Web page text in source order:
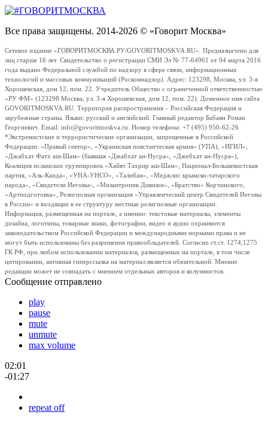
Все права защищены. 2014-2026 © «Говорит Москва»
Сетевое издание «ГОВОРИТМОСКВА.РУ/GOVORITMOSKVA.RU». Предназначено для
лиц старше 16 лет. Свидетельство о регистрации СМИ Эл № 77-64961 от 04 марта 2016
года выдано Федеральной службой по надзору в сфере связи, информационных
технологий и массовых коммуникаций (Роскомнадзор). Адрес: 123298, Москва, ул. 3-я
Хорошевская, дом 12, пом. 22. Учредитель Общество с ограниченной ответственностью
«РУ ФМ» (123298 Москва, ул. 3-я Хорошевская, дом 12, пом. 22). Доменное имя сайта
GOVORITMOSKVA.RU. Территория распространения – Российская Федерация и
зарубежные страны. Языки: русский и английский. Главный редактор Бабаян Роман
Георгиевич. Email: info@govoritmoskva.ru. Номер телефона: +7 (495) 950-62-26
*Экстремистские и террористические организации, запрещенные в Российской
Федерации: «Правый сектор», «Украинская повстанческая армия» (УПА), «ИГИЛ»,
«Джабхат Фатх аш-Шам» (бывшая «Джабхат ан-Нусра», «Джебхат ан-Нусра»),
Коалиция исламских группировок «Хайят Тахрир аш-Шам», Национал-Большевистская
партия, «Аль-Каида», «УНА-УНСО», «Талибан», «Меджлис крымско-татарского
народа», «Свидетели Иеговы», «Мизантропик Дивижн», «Братство» Корчинского,
«Артподготовка», Религиозная организация «Управленческий центр Свидетелей Иеговы
в России» и входящие в ее структуру местные религиозные организации.
Информация, размещенная на портале, а именно: текстовые материалы, элементы
дизайна, логотипы, товарные знаки, фотографии, видео и аудио охраняются
законодательством Российской Федерации и международными нормами права и не
могут быть использованы без разрешения правообладателей. Согласно ст.ст. 1274,1275
ГК РФ, при любом использовании материалов, размещенных на портале, в том числе
цитировании, активная гиперссылка на материал является обязательной. Мнение
редакции может не совпадать с мнением отдельных авторов и колумнистов.
Сообщение отправлено
play
pause
mute
unmute
max volume
02:01
-01:27
repeat off